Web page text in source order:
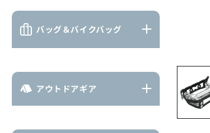
バッグ＆バイクバッグ
アウトドアギア